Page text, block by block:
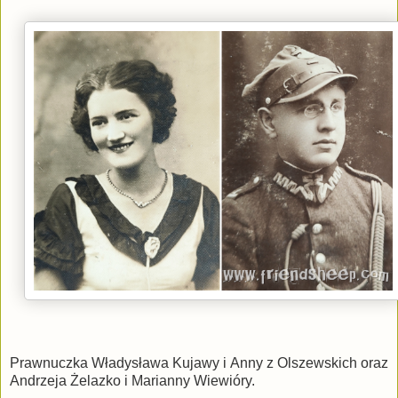
Prawnuczka Władysława Kujawy i Anny z Olszewskich oraz
Andrzeja Żelazko i Marianny Wiewióry.